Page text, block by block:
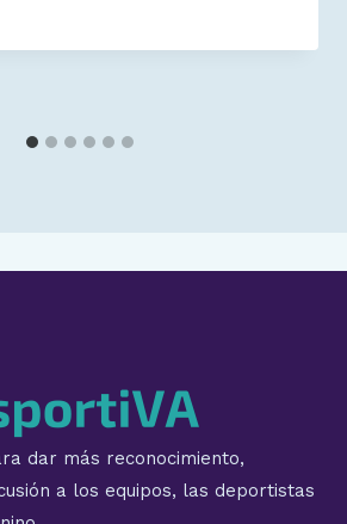
dar más reconocimiento,
a los equipos, las deportistas